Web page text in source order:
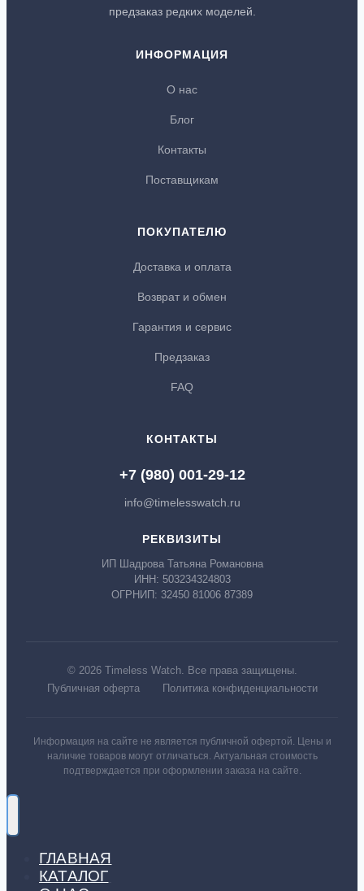
предзаказ редких моделей.
ИНФОРМАЦИЯ
О нас
Блог
Контакты
Поставщикам
ПОКУПАТЕЛЮ
Доставка и оплата
Возврат и обмен
Гарантия и сервис
Предзаказ
FAQ
КОНТАКТЫ
+7 (980) 001-29-12
info@timelesswatch.ru
РЕКВИЗИТЫ
ИП Шадрова Татьяна Романовна
ИНН: 503234324803
ОГРНИП: 32450 81006 87389
© 2026 Timeless Watch. Все права защищены.
Публичная оферта
Политика конфиденциальности
Информация на сайте не является публичной офертой. Цены и
наличие товаров могут отличаться. Актуальная стоимость
подтверждается при оформлении заказа на сайте.
ГЛАВНАЯ
КАТАЛОГ